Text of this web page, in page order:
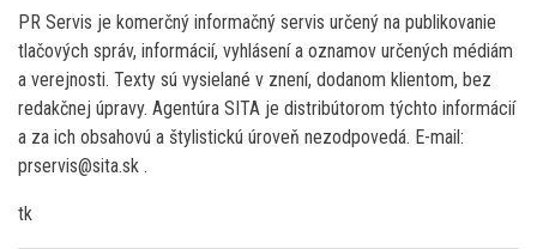
PR Servis je komerčný informačný servis určený na publikovanie
tlačových správ, informácií, vyhlásení a oznamov určených médiám
a verejnosti. Texty sú vysielané v znení, dodanom klientom, bez
redakčnej úpravy. Agentúra SITA je distribútorom týchto informácií
a za ich obsahovú a štylistickú úroveň nezodpovedá. E-mail:
prservis@sita.sk .
tk